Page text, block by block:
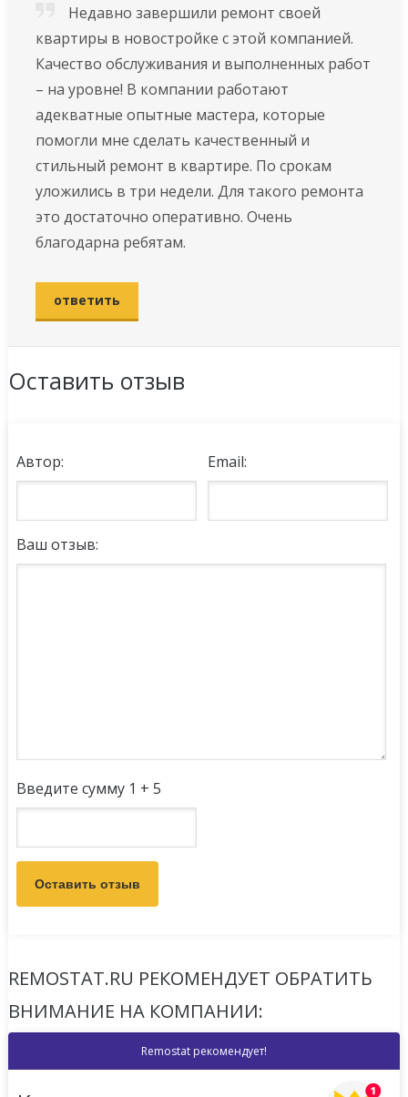
Недавно завершили ремонт своей
квартиры в новостройке с этой компанией.
Качество обслуживания и выполненных работ
– на уровне! В компании работают
адекватные опытные мастера, которые
помогли мне сделать качественный и
стильный ремонт в квартире. По срокам
уложились в три недели. Для такого ремонта
это достаточно оперативно. Очень
благодарна ребятам.
ответить
Оставить отзыв
Автор: Email:
Ваш отзыв:
Введите сумму 1 + 5
REMOSTAT.RU РЕКОМЕНДУЕТ ОБРАТИТЬ
ВНИМАНИЕ НА КОМПАНИИ:
Remostat рекомендует!